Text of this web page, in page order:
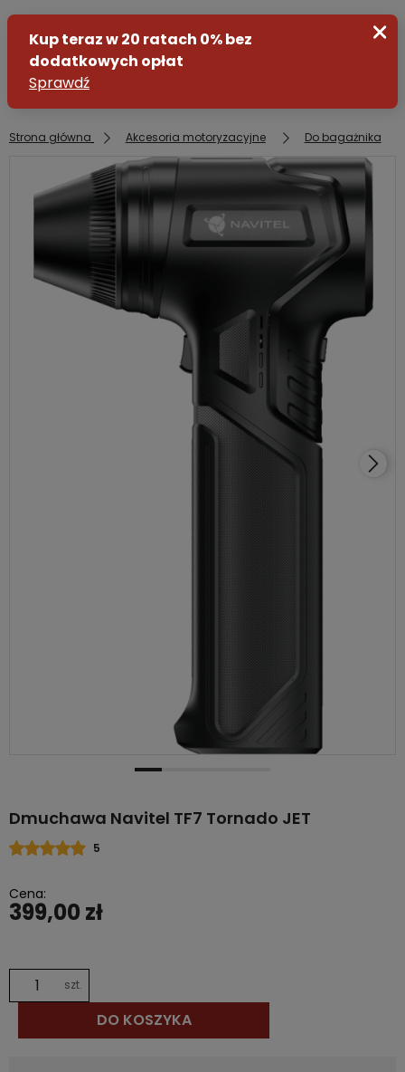
Zaloguj się
Strona główna Akcesoria motoryzacyjne Do bagażnika
Dmuchawa Navitel TF7 Tornado JET
5
Cena:
399,00 zł
szt.
DO KOSZYKA